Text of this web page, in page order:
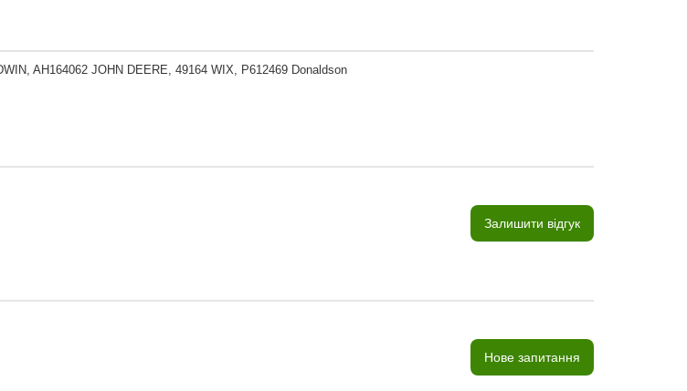
AH164062 JOHN DEERE, 49164 WIX, P612469 Donaldson
Залишити відгук
Нове запитання